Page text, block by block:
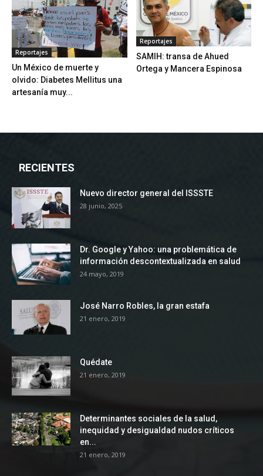
Reportajes
Un México de muerte y
olvido: Diabetes Mellitus una
artesanía muy...
Reportajes
SAMIH: transa de Ahued
Ortega y Mancera Espinosa
RECIENTES
Nuevo director general del ISSSTE
28 junio, 2025
Dr. Google y Yahoo: una problemática de
información descontextualizada en salud
24 mayo, 2019
José Narro Robles, la gran estafa
21 enero, 2019
Quédate
21 enero, 2019
Determinantes sociales de la salud,
inequidad y desigualdad nudos críticos
en...
21 enero, 2019